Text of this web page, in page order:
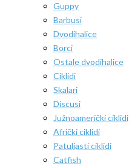
Guppy
Barbusi
Dvodihalice
Borci
Ostale dvodihalice
Ciklidi
Skalari
Discusi
Južnoamerički ciklidi
Afrički ciklidi
Patuljasti ciklidi
Catfish